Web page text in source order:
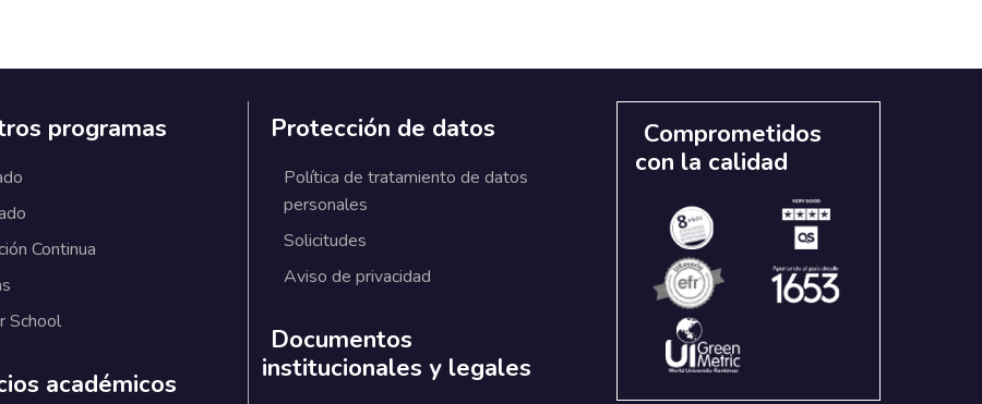
programas
Continua
School
académicos
Protección de datos
Política de tratamiento de datos
personales
Solicitudes
Aviso de privacidad
Documentos
institucionales y legales
Comprometidos
con la calidad